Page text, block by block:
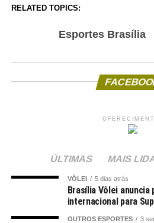
RELATED TOPICS:
Esportes Brasília
ÚLTIMAS MAIS
VÔLEI 5 dias atrás
Brasília Vôlei
internacional para
OUTROS ESPORTES 3